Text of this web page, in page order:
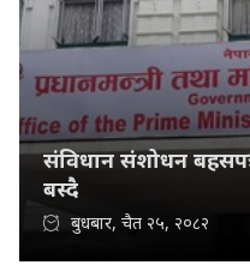
संविधान संशोधन
बस्दै
बुधबार, चैत २५, २०८२